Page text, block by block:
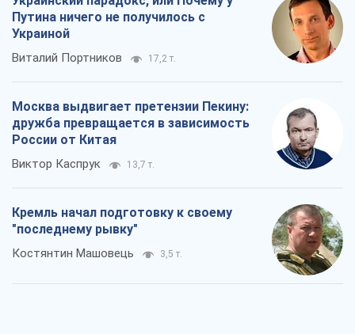
Путина ничего не получилось с
Украиной
Виталий Портников 17,2 т.
Москва выдвигает претензии Пекину:
дружба превращается в зависимость
России от Китая
Виктор Каспрук 13,7 т.
Кремль начал подготовку к своему
"последнему рывку"
Костянтин Машовець 3,5 т.